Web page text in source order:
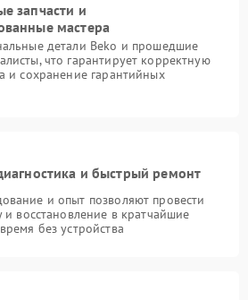
запчасти и
мастера
детали Beko и прошедшие
что гарантирует корректную
и сохранение гарантийных
и быстрый ремонт
и опыт позволяют провести
и восстановление в кратчайшие
без устройства